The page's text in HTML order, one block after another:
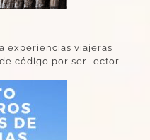
experiencias viajeras
código por ser lector